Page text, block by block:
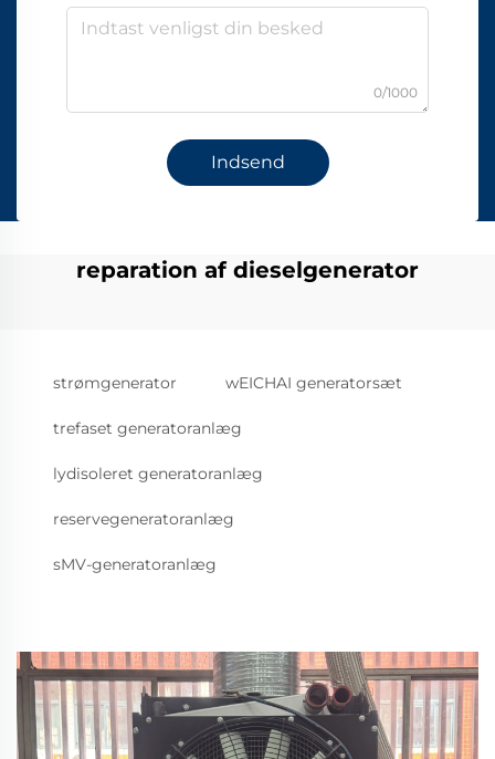
0/1000
Indsend
reparation af dieselgenerator
strømgenerator wEICHAI generatorsæt
trefaset generatoranlæg
lydisoleret generatoranlæg
reservegeneratoranlæg
sMV-generatoranlæg